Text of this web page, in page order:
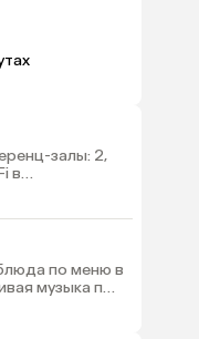
залы: 2,
в
по меню в
музыка по
Islander